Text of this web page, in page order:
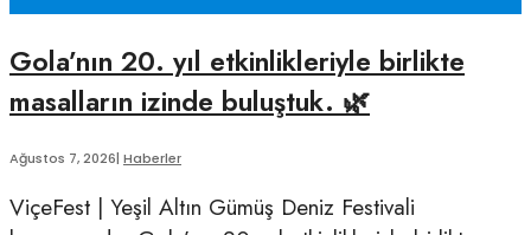
Gola’nın 20. yıl etkinlikleriyle birlikte
masalların izinde buluştuk. 🌿
Ağustos 7, 2026| Haberler
ViçeFest | Yeşil Altın Gümüş Deniz Festivali